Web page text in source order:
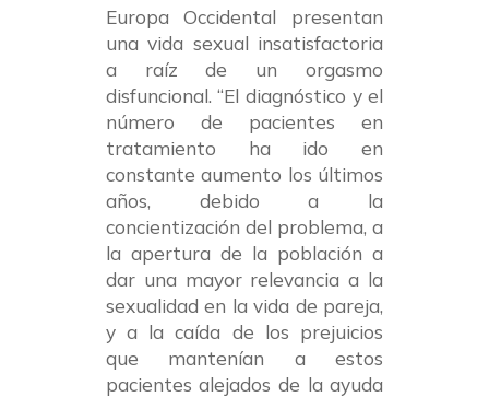
Europa Occidental presentan
una vida sexual insatisfactoria
a raíz de un orgasmo
disfuncional. “El diagnóstico y el
número de pacientes en
tratamiento ha ido en
constante aumento los últimos
años, debido a la
concientización del problema, a
la apertura de la población a
dar una mayor relevancia a la
sexualidad en la vida de pareja,
y a la caída de los prejuicios
que mantenían a estos
pacientes alejados de la ayuda